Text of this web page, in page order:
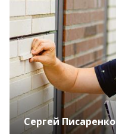
Сергей Писаренко